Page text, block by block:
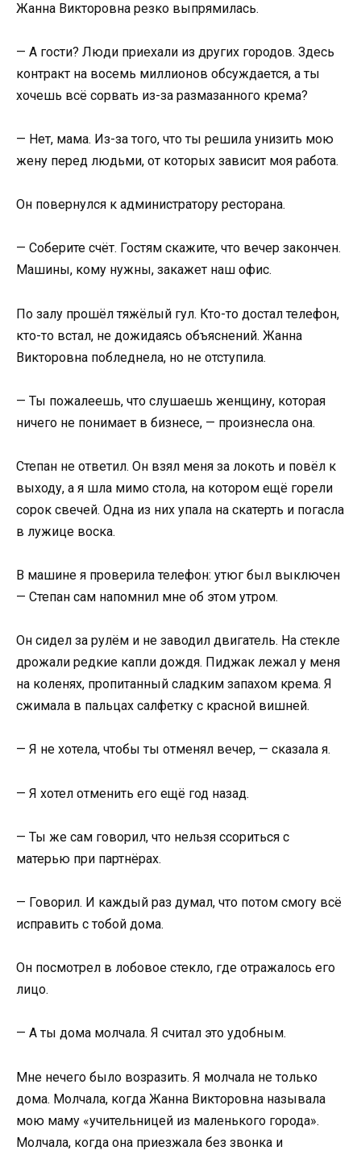
Жанна Викторовна резко выпрямилась.
— А гости? Люди приехали из других городов. Здесь
контракт на восемь миллионов обсуждается, а ты
хочешь всё сорвать из-за размазанного крема?
— Нет, мама. Из-за того, что ты решила унизить мою
жену перед людьми, от которых зависит моя работа.
Он повернулся к администратору ресторана.
— Соберите счёт. Гостям скажите, что вечер закончен.
Машины, кому нужны, закажет наш офис.
По залу прошёл тяжёлый гул. Кто-то достал телефон,
кто-то встал, не дожидаясь объяснений. Жанна
Викторовна побледнела, но не отступила.
— Ты пожалеешь, что слушаешь женщину, которая
ничего не понимает в бизнесе, — произнесла она.
Степан не ответил. Он взял меня за локоть и повёл к
выходу, а я шла мимо стола, на котором ещё горели
сорок свечей. Одна из них упала на скатерть и погасла
в лужице воска.
В машине я проверила телефон: утюг был выключен
— Степан сам напомнил мне об этом утром.
Он сидел за рулём и не заводил двигатель. На стекле
дрожали редкие капли дождя. Пиджак лежал у меня
на коленях, пропитанный сладким запахом крема. Я
сжимала в пальцах салфетку с красной вишней.
— Я не хотела, чтобы ты отменял вечер, — сказала я.
— Я хотел отменить его ещё год назад.
— Ты же сам говорил, что нельзя ссориться с
матерью при партнёрах.
— Говорил. И каждый раз думал, что потом смогу всё
исправить с тобой дома.
Он посмотрел в лобовое стекло, где отражалось его
лицо.
— А ты дома молчала. Я считал это удобным.
Мне нечего было возразить. Я молчала не только
дома. Молчала, когда Жанна Викторовна называла
мою маму «учительницей из маленького города».
Молчала, когда она приезжала без звонка и